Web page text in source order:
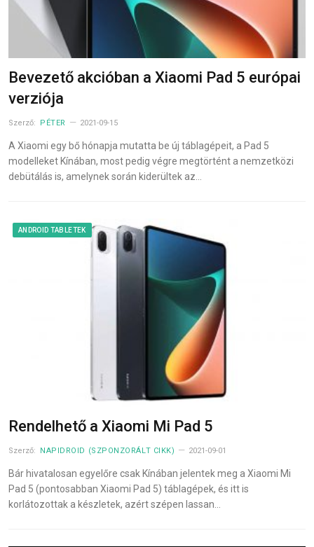
Bevezető akcióban a Xiaomi Pad 5 európai
verziója
Szerző: PÉTER 2021-09-15
A Xiaomi egy bő hónapja mutatta be új táblagépeit, a Pad 5
modelleket Kínában, most pedig végre megtörtént a nemzetközi
debütálás is, amelynek során kiderültek az…
ANDROID TABLETEK
Rendelhető a Xiaomi Mi Pad 5
Szerző: NAPIDROID (SZPONZORÁLT CIKK) 2021-09-01
Bár hivatalosan egyelőre csak Kínában jelentek meg a Xiaomi Mi
Pad 5 (pontosabban Xiaomi Pad 5) táblagépek, és itt is
korlátozottak a készletek, azért szépen lassan…